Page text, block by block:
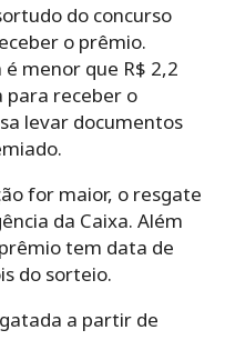
do concurso
o prêmio.
menor que R$ 2,2
para receber o
levar documentos
for maior, o resgate
da Caixa. Além
tem data de
do sorteio.
a partir de